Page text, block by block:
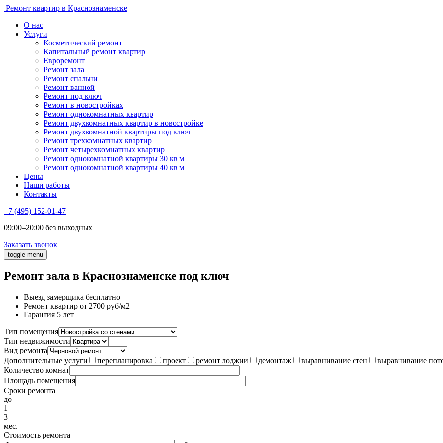
Ремонт квартир в Краснознаменске
О нас
Услуги
Косметический ремонт
Капитальный ремонт квартир
Евроремонт
Ремонт зала
Ремонт спальни
Ремонт ванной
Ремонт под ключ
Ремонт в новостройках
Ремонт однокомнатных квартир
Ремонт двухкомнатных квартир в новостройке
Ремонт двухкомнатной квартиры под ключ
Ремонт трехкомнатных квартир
Ремонт четырехкомнатных квартир
Ремонт однокомнатной квартиры 30 кв м
Ремонт однокомнатной квартиры 40 кв м
Цены
Наши работы
Контакты
+7 (495) 152-01-47
09:00–20:00 без выходных
Заказать звонок
toggle menu
Ремонт зала в Краснознаменске под ключ
Выезд замерщика бесплатно
Ремонт квартир от 2700 руб/м2
Гарантия 5 лет
Тип помещения
Тип недвижимости
Вид ремонта
Дополнительные услуги
перепланировка проект ремонт лоджии демонтаж выравнивание стен
выравнивание
Количество комнат
Площадь помещения
Сроки ремонта
до
1
3
мес.
Стоимость ремонта